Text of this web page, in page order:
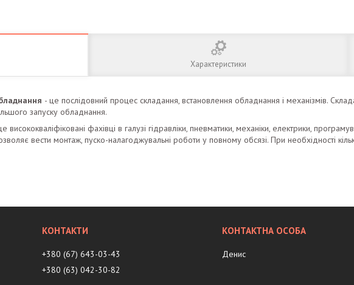
Характеристики
- це послідовний процес складання, встановлення обладнання і механізмів.
запуску обладнання.
фахівці в галузі гідравліки, пневматики, механіки, електрики,
вести монтаж, пуско-налагоджувальні роботи у повному обсязі. При необхідності
+380 (67) 643-03-43
+380 (63) 042-30-82
Денис